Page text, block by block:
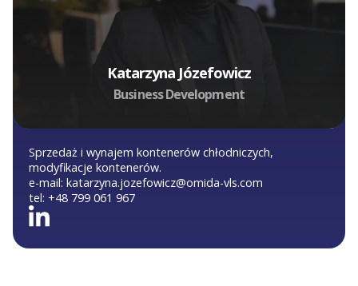
Katarzyna Józefowicz
Business Development
Sprzedaż i wynajem kontenerów chłodniczych,
modyfikacje kontenerów.
e-mail: katarzyna.jozefowicz@omida-vls.com
tel: +48 799 061 967